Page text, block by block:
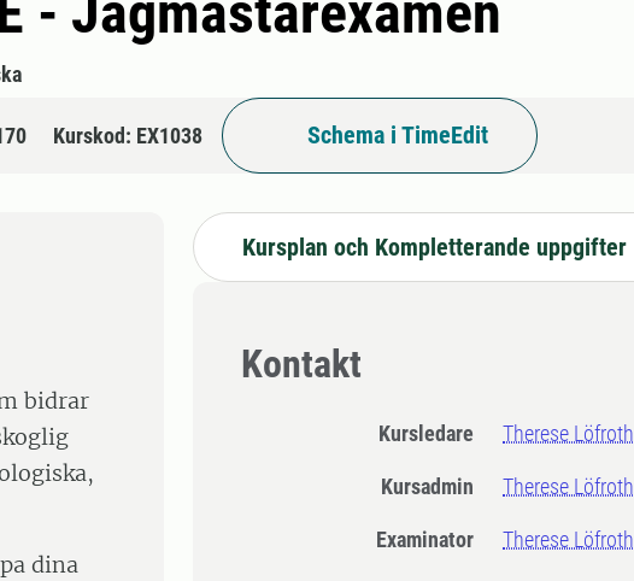
Kurskod: EX1038 Schema i TimeEdit
bidrar
dina
Kursplan och Kompletterande uppgifter
Kontakt
Kursledare Therese Löfroth
Kursadmin Therese Löfroth
Examinator Therese Löfroth